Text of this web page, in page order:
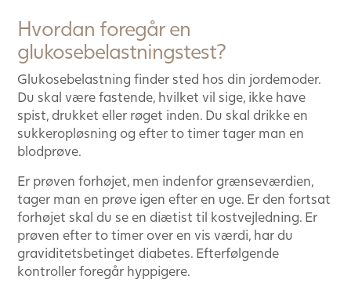
Hvordan foregår en
glukosebelastningstest?
Glukosebelastning finder sted hos din jordemoder.
Du skal være fastende, hvilket vil sige, ikke have
spist, drukket eller røget inden. Du skal drikke en
sukkeropløsning og efter to timer tager man en
blodprøve.
Er prøven forhøjet, men indenfor grænseværdien,
tager man en prøve igen efter en uge. Er den fortsat
forhøjet skal du se en diætist til kostvejledning. Er
prøven efter to timer over en vis værdi, har du
graviditetsbetinget diabetes. Efterfølgende
kontroller foregår hyppigere.